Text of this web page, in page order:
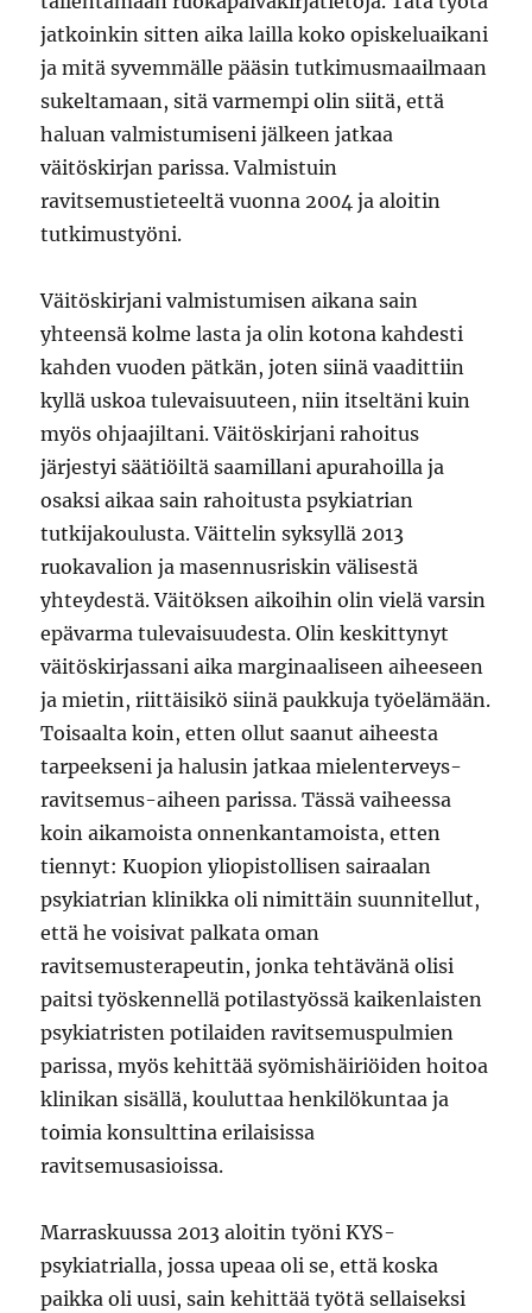
jatkoinkin sitten aika lailla koko opiskeluaikani
ja mitä syvemmälle pääsin tutkimusmaailmaan
sukeltamaan, sitä varmempi olin siitä, että
haluan valmistumiseni jälkeen jatkaa
väitöskirjan parissa. Valmistuin
ravitsemustieteeltä vuonna 2004 ja aloitin
tutkimustyöni.
Väitöskirjani valmistumisen aikana sain
yhteensä kolme lasta ja olin kotona kahdesti
kahden vuoden pätkän, joten siinä vaadittiin
kyllä uskoa tulevaisuuteen, niin itseltäni kuin
myös ohjaajiltani. Väitöskirjani rahoitus
järjestyi säätiöiltä saamillani apurahoilla ja
osaksi aikaa sain rahoitusta psykiatrian
tutkijakoulusta. Väittelin syksyllä 2013
ruokavalion ja masennusriskin välisestä
yhteydestä. Väitöksen aikoihin olin vielä varsin
epävarma tulevaisuudesta. Olin keskittynyt
väitöskirjassani aika marginaaliseen aiheeseen
ja mietin, riittäisikö siinä paukkuja työelämään.
Toisaalta koin, etten ollut saanut aiheesta
tarpeekseni ja halusin jatkaa mielenterveys-
ravitsemus-aiheen parissa. Tässä vaiheessa
koin aikamoista onnenkantamoista, etten
tiennyt: Kuopion yliopistollisen sairaalan
psykiatrian klinikka oli nimittäin suunnitellut,
että he voisivat palkata oman
ravitsemusterapeutin, jonka tehtävänä olisi
paitsi työskennellä potilastyössä kaikenlaisten
psykiatristen potilaiden ravitsemuspulmien
parissa, myös kehittää syömishäiriöiden hoitoa
klinikan sisällä, kouluttaa henkilökuntaa ja
toimia konsulttina erilaisissa
ravitsemusasioissa.
Marraskuussa 2013 aloitin työni KYS-
psykiatrialla, jossa upeaa oli se, että koska
paikka oli uusi, sain kehittää työtä sellaiseksi